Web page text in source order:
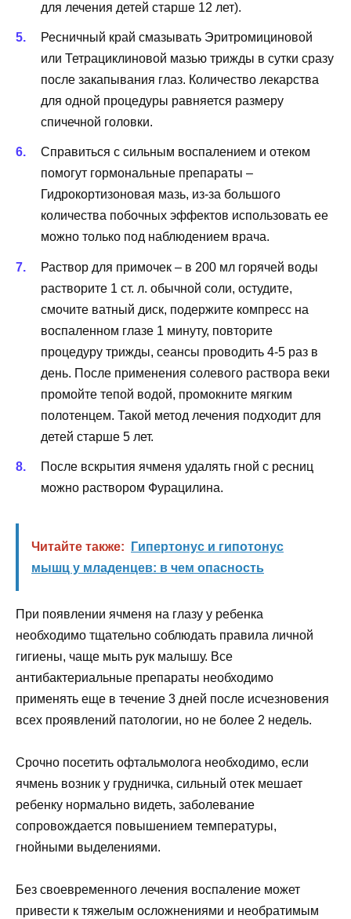
для лечения детей старше 12 лет).
Ресничный край смазывать Эритромициновой
или Тетрациклиновой мазью трижды в сутки сразу
после закапывания глаз. Количество лекарства
для одной процедуры равняется размеру
спичечной головки.
Справиться с сильным воспалением и отеком
помогут гормональные препараты –
Гидрокортизоновая мазь, из-за большого
количества побочных эффектов использовать ее
можно только под наблюдением врача.
Раствор для примочек – в 200 мл горячей воды
растворите 1 ст. л. обычной соли, остудите,
смочите ватный диск, подержите компресс на
воспаленном глазе 1 минуту, повторите
процедуру трижды, сеансы проводить 4-5 раз в
день. После применения солевого раствора веки
промойте тепой водой, промокните мягким
полотенцем. Такой метод лечения подходит для
детей старше 5 лет.
После вскрытия ячменя удалять гной с ресниц
можно раствором Фурацилина.
Читайте также:
Гипертонус и гипотонус
мышц у младенцев: в чем опасность
При появлении ячменя на глазу у ребенка
необходимо тщательно соблюдать правила личной
гигиены, чаще мыть рук малышу. Все
антибактериальные препараты необходимо
применять еще в течение 3 дней после исчезновения
всех проявлений патологии, но не более 2 недель.
Срочно посетить офтальмолога необходимо, если
ячмень возник у грудничка, сильный отек мешает
ребенку нормально видеть, заболевание
сопровождается повышением температуры,
гнойными выделениями.
Без своевременного лечения воспаление может
привести к тяжелым осложнениями и необратимым